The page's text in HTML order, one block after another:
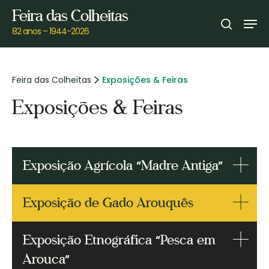
Skip
main
Feira das Colheitas
82 anos – 1944-2026 search
Feira das Colheitas Exposições & Feiras
Exposições & Feiras
Exposição Agrícola “Madre Antiga”
Exposição de Gado Arouquês
Exposição Etnográfica “Pesca em
Arouca”